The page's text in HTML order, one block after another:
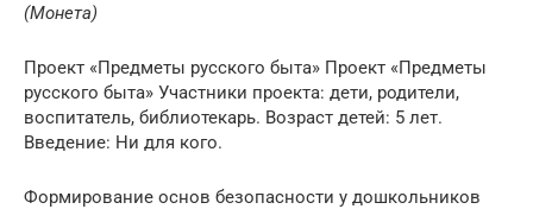
(Монета)
Проект «Предметы русского быта» Проект «Предметы
русского быта» Участники проекта: дети, родители,
воспитатель, библиотекарь. Возраст детей: 5 лет.
Введение: Ни для кого.
Формирование основ безопасности у дошкольников